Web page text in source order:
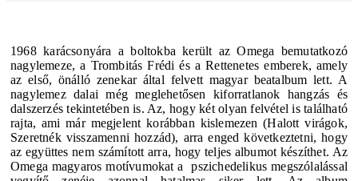
1968 karácsonyára a boltokba került azOmega bemutatkozó
nagylemeze, a Trombitás Frédi és a Rettenetes emberek, amely
az első, önálló zenekar által felvett magyar beatalbum lett. A
nagylemez dalai még meglehetősen kiforratlanok hangzás és
dalszerzés tekintetében is. Az, hogy két olyan felvétel is található
rajta, ami már megjelent korábban kislemezen (Halott virágok,
Szeretnék visszamenni hozzád), arra enged következtetni, hogy
az együttes nem számított arra, hogy teljes albumot készíthet. Az
Omega magyaros motívumokat a pszichedelikus megszólalással